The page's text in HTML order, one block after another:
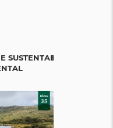
SUSTENTABILIDAD
ESCLAVOS E